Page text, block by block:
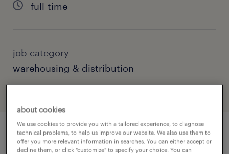
full-time
job category
warehousing & distribution
job details
about cookies
We use cookies to provide you with a tailored experience, to diagnose
technical problems, to help us improve our website. We also use them to
offer you more relevant information in searches. You can either accept or
decline them, or click "customize" to specify your choice. You can